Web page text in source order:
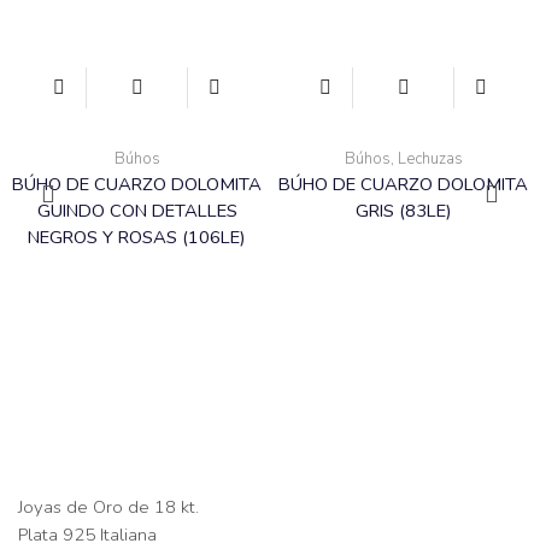
Búhos
BÚHO DE CUARZO DOLOMITA
GUINDO CON DETALLES
NEGROS Y ROSAS (106LE)
Búhos, Lechuzas
BÚHO DE CUARZO DOLOMITA
GRIS (83LE)
Joyas de Oro de 18 kt.
Plata 925 Italiana